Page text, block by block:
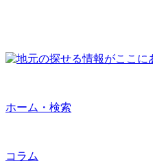
ホーム・検索
コラム